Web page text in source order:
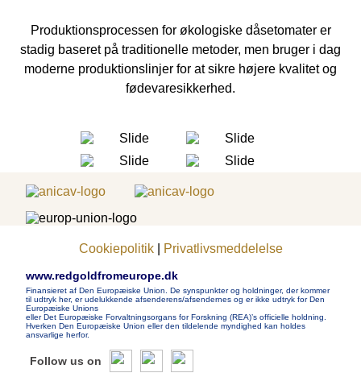
Produktionsprocessen for økologiske dåsetomater er
stadig baseret på traditionelle metoder, men bruger i dag
moderne produktionslinjer for at sikre højere kvalitet og
fødevaresikkerhed.
Cookiepolitik| Privatlivsmeddelelse
www.redgoldfromeurope.dk
Finansieret af Den Europæiske Union. De synspunkter og holdninger, der kommer
til udtryk her, er udelukkende afsenderens/afsendernes og er ikke udtryk for Den
Europæiske Unions
eller Det Europæiske Forvaltningsorgans for Forskning (REA)’s officielle holdning.
Hverken Den Europæiske Union eller den tildelende myndighed kan holdes
ansvarlige herfor.
Follow us on